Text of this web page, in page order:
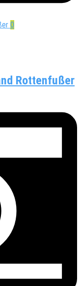
0
Rottenfußer